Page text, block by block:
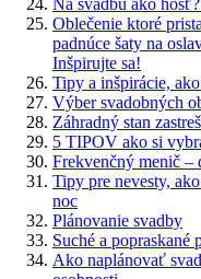
Na svadbu ako
Oblečenie ktoré
padnúce šaty na
Inšpirujte sa!
Tipy a inšpirácie,
Výber svadobných
Záhradný stan
5 TIPOV ako si
Frekvenčný menič –
Tipy pre nevesty,
noc
Plánovanie svadby
Suché a popraskané
Ako naplánovať